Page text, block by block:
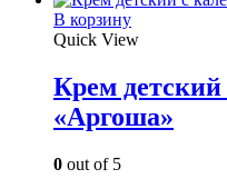
В корзину
Quick View
Крем детский
«Аргоша»
0 out of 5